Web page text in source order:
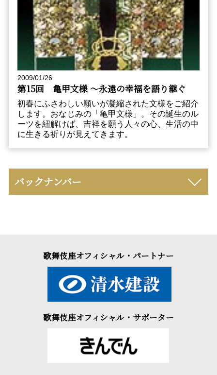
2009/01/26
第15回 亀甲文様 〜永遠の幸福を語り継ぐ
初春にふさわしい願いが凝縮された文様をご紹介
します。おなじみの「亀甲文様」。その誕生のル
ーツを紐解けば、吉祥を願う人々の心、生活の中
に生きる祈りが見えてきます。
バックナンバー
歌舞伎座オフィシャル・パートナー
歌舞伎座オフィシャル・サポーター